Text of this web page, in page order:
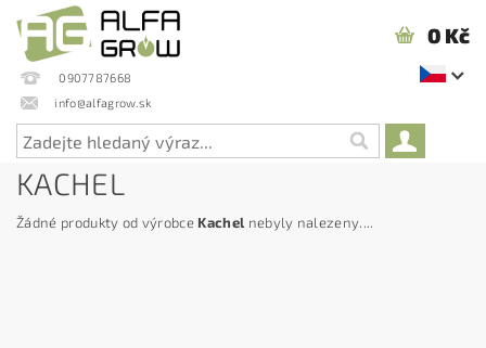
0907787668
info@alfagrow.sk
0 Kč
KACHEL
Žádné produkty od výrobce Kachel nebyly nalezeny....